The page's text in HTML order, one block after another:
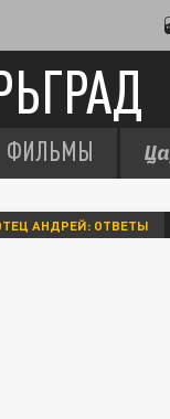
ФИЛЬМЫ
АНДРЕЙ: ОТВЕТЫ